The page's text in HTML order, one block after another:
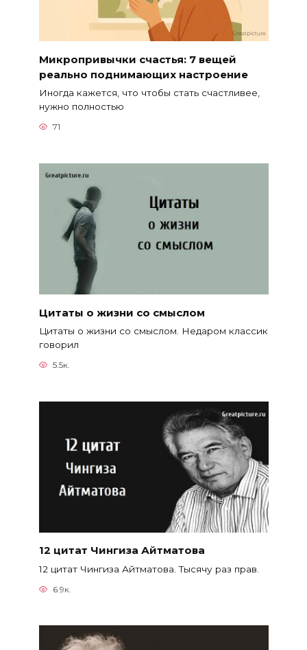
Микропривычки счастья: 7 вещей
реально поднимающих настроение
Иногда кажется, что чтобы стать счастливее,
нужно полностью
71
Цитаты о жизни со смыслом
Цитаты о жизни со смыслом. Недаром классик
говорил
5.5к.
12 цитат Чингиза Айтматова
12 цитат Чингиза Айтматова. Тысячу раз прав.
6.9к.